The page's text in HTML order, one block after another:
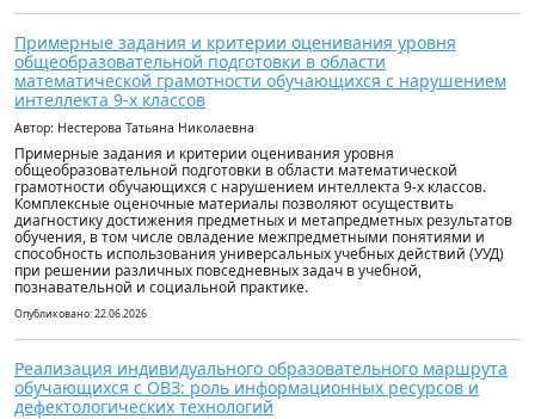
Примерные задания и критерии оценивания уровня
общеобразовательной подготовки в области
математической грамотности обучающихся с нарушением
интеллекта 9-х классов
Автор: Нестерова Татьяна Николаевна
Примерные задания и критерии оценивания уровня
общеобразовательной подготовки в области математической
грамотности обучающихся с нарушением интеллекта 9-х классов.
Комплексные оценочные материалы позволяют осуществить
диагностику достижения предметных и метапредметных результатов
обучения, в том числе овладение межпредметными понятиями и
способность использования универсальных учебных действий (УУД)
при решении различных повседневных задач в учебной,
познавательной и социальной практике.
Опубликовано: 22.06.2026
Реализация индивидуального образовательного маршрута
обучающихся с ОВЗ: роль информационных ресурсов и
дефектологических технологий